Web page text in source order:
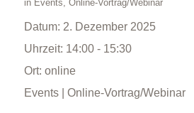
in Events, Online-Vortrag/Webinar
Datum: 2. Dezember 2025
Uhrzeit: 14:00 - 15:30
Ort: online
Events | Online-Vortrag/Webinar